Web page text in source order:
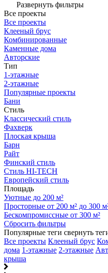
Развернуть фильтры
Все проекты
Все проекты
Клееный брус
Комбинированные
Каменные дома
Авторские
Тип
1-этажные
2-этажные
Популярные проекты
Бани
Стиль
Классический стиль
Фахверк
Плоская крыша
Барн
Райт
Финский стиль
Стиль HI-TECH
Европейский стиль
Площадь
Уютные до 200 м²
Просторные от 200 м² до 300
Бескомпромиссные от 300 м²
Сбросить фильтры
Популярные теги свернуть
Все проекты Клееный брус
дома 1-этажные 2-этажные
крыша